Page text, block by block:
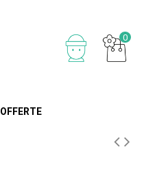
0
OFFERTE